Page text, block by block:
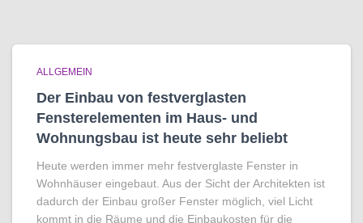
ALLGEMEIN
Der Einbau von festverglasten
Fensterelementen im Haus- und
Wohnungsbau ist heute sehr beliebt
Heute werden immer mehr festverglaste Fenster in
Wohnhäuser eingebaut. Aus der Sicht der Architekten ist
dadurch der Einbau großer Fenster möglich, viel Licht
kommt in die Räume und die Einbaukosten für die